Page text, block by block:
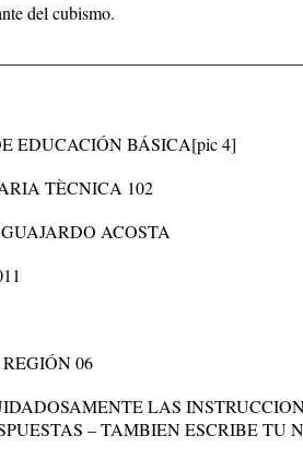
del cubismo.
EDUCACIÓN BÁSICA[pic 4]
TÈCNICA 102
ACOSTA
06
LAS
– TAMBIEN ESCRIBE TU